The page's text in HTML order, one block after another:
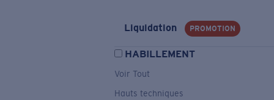
Liquidation PROMOTION
HABILLEMENT
Voir Tout
Hauts techniques